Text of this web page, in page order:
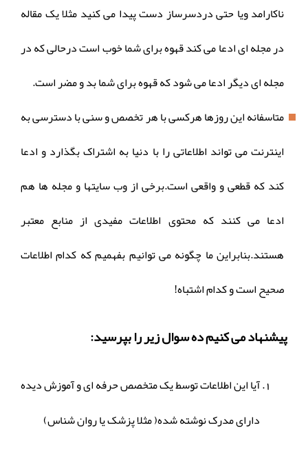
ناکارامد ویا حتی دردسرساز دست پیدا می کنید مثلا یک مقاله
در مجله ای ادعا می کند قهوه برای شما خوب است درحالی که در
مجله ای دیگر ادعا می شود که قهوه برای شما بد و مضر است.
متاسفانه این روزها هرکسی با هر تخصص و سنی با دسترسی به
اینترنت می تواند اطلاعاتی را با دنیا به اشتراک بگذارد و ادعا
کند که قطعی و واقعی است.برخی از وب سایتها و مجله ها هم
ادعا می کنند که محتوی اطلاعات مفیدی از منابع معتبر
هستند.بنابراین ما چگونه می توانیم بفهمیم که کدام اطلاعات
صحیح است و کدام اشتباه!
پیشنهاد می کنیم ده سوال زیر را بپرسید:
آیا این اطلاعات توسط یک متخصص حرفه ای و آموزش دیده
دارای مدرک نوشته شده( مثلا پزشک یا روان شناس)